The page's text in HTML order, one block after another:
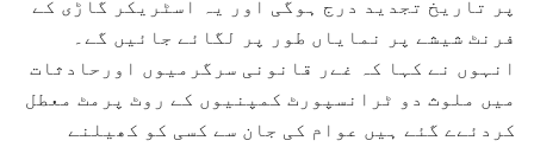
پر تاریخ تجدید درج ہوگی اور یہ اسٹریکر گاڑی کے
فرنٹ شیشے پر نمایاں طور پر لگائے جائیں گے۔
انہوں نے کہا کہ غےر قانونی سرگرمیوں اورحادثات
میں ملوث دو ٹرانسپورٹ کمپنیوں کے روٹ پرمٹ معطل
کردئےے گئے ہیں عوام کی جان سے کسی کو کھیلنے